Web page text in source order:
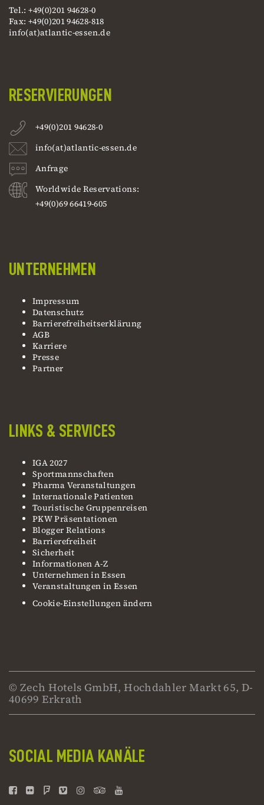
Tel.: +49(0)201 94628-0
Fax: +49(0)201 94628-818
info(at)atlantic-essen.de
RESERVIERUNGEN
+49(0)201 94628-0
info(at)atlantic-essen.de
Anfrage
Worldwide Reservations:
+49(0)69 66419-605
UNTERNEHMEN
Impressum
Datenschutz
Barrierefreiheitserklärung
AGB
Karriere
Presse
Partner
LINKS & SERVICES
IGA 2027
Sportmannschaften
Pharma Veranstaltungen
Internationale Patienten
Touristische Gruppenreisen
PKW Präsentationen
Blogger Relations
Barrierefreiheit
Sicherheit
Informationen A-Z
Unternehmen in Essen
Veranstaltungen in Essen
Cookie-Einstellungen ändern
© Zech Hotels GmbH, Hochdahler Markt 65, D-
40699 Erkrath
SOCIAL MEDIA KANÄLE